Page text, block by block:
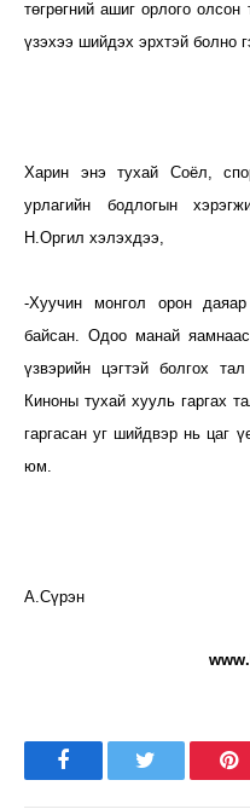
төгрөгний ашиг орлого
үзэхээ шийдэх эрхтэй болно
Харин энэ тухай Соёл,
урлагийн бодлогын
Н.Оргил хэлэхдээ,
-Хуучин монгол орон
байсан. Одоо манай
үзвэрийн цэгтэй болгох
Киноны тухай хууль гаргах
гаргасан уг шийдвэр нь цаг
юм.
А.Сүрэн
FacebookTwitter